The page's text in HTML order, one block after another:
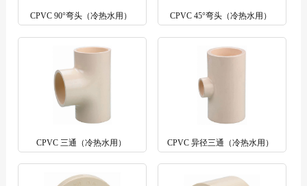
CPVC 90°弯头（冷热水用） CPVC 45°弯头（冷热水用）
CPVC 三通（冷热水用） CPVC 异径三通（冷热水用）